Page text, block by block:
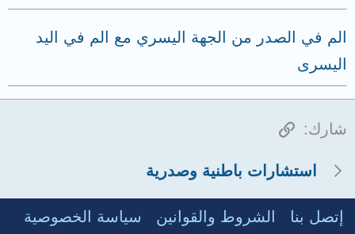
الم في الصدر من الجهة اليسري مع الم في اليد
اليسرى
شارك: الرابط
استشارات باطنية وصدرية
إتصل بنا الشروط والقوانين
سياسة الخصوصية